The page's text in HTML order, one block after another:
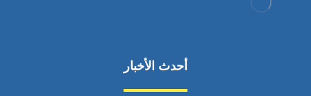
أحدث الأخبار